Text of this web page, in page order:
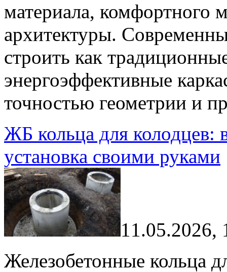
материала, комфортного
архитектуры.
строить как
энергоэффективные
точностью геометрии и
ЖБ кольца для
установка своими руками
11.05.2026,
Железобетонные кольца